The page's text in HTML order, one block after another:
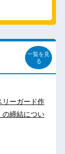
一覧を見
る
リーガード作
の締結につい